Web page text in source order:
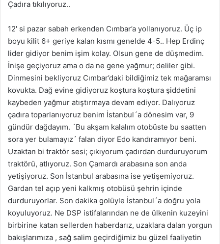
Çadıra tıkılıyoruz..
12′ si pazar sabah erkenden Cımbar’a yollanıyoruz. Üç ip
boyu kilit 6+ geriye kalan kısmı genelde 4-5.. Hep Erdinç
lider gidiyor benim işim kolay. Olsun gene de düşmedim.
İnişe geçiyoruz ama o da ne gene yağmur; deliler gibi.
Dinmesini bekliyoruz Cımbar’daki bildiğimiz tek mağaramsı
kovukta. Dağ evine gidiyoruz koştura koştura şiddetini
kaybeden yağmur atıştırmaya devam ediyor. Dalıyoruz
çadıra toparlanıyoruz benim İstanbul´a dönesim var, 9
gündür dağdayım. ´Bu akşam kalalım otobüste bu saatten
sora yer bulamayız´ falan diyor Edo kandıramıyor beni.
Uzaktan bi traktör sesi; çıkıyorum çadırdan durduruyorum
traktörü, atlıyoruz. Son Çamardı arabasına son anda
yetişiyoruz. Son İstanbul arabasına ise yetişemiyoruz.
Gardan tel açıp yeni kalkmış otobüsü şehrin içinde
durduruyorlar. Son dakika golüyle İstanbul´a doğru yola
koyuluyoruz. Ne DSP istifalarından ne de ülkenin kuzeyini
birbirine katan sellerden haberdarız, uzaklara dalan yorgun
bakışlarımıza , sağ salim geçirdiğimiz bu güzel faaliyetin